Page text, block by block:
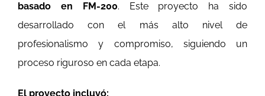
basado en FM-200. Este proyecto ha sido
desarrollado con el más alto nivel de
profesionalismo y compromiso, siguiendo un
proceso riguroso en cada etapa.
El proyecto incluyó: